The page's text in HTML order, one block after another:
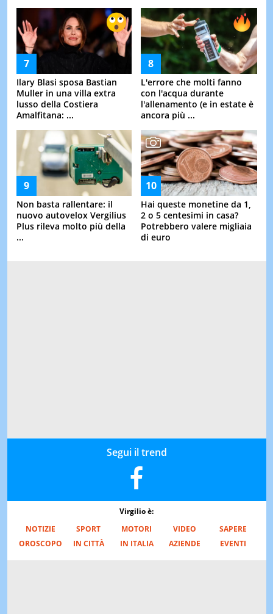
Ilary Blasi sposa Bastian
Muller in una villa extra
lusso della Costiera
Amalfitana: ...
L'errore che molti fanno
con l'acqua durante
l'allenamento (e in estate è
ancora più ...
Non basta rallentare: il
nuovo autovelox Vergilius
Plus rileva molto più della
...
Hai queste monetine da 1,
2 o 5 centesimi in casa?
Potrebbero valere migliaia
di euro
Segui il trend
Virgilio è:
NOTIZIE
SPORT MOTORI VIDEO
SAPERE
OROSCOPO
IN CITTÀ IN ITALIA AZIENDE EVENTI